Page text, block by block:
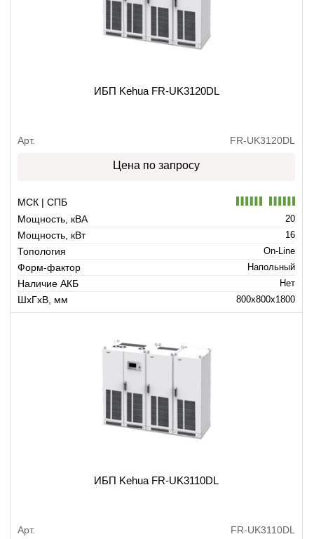
ИБП Kehua FR-UK3120DL
Арт. FR-UK3120DL
Цена по запросу
МСК | СПБ
Мощность, кВА
20
Мощность, кВт 16
Топология On-Line
Форм-фактор Напольный
Наличие АКБ Нет
ШхГхВ, мм 800x800x1800
ИБП Kehua FR-UK3110DL
Арт. FR-UK3110DL